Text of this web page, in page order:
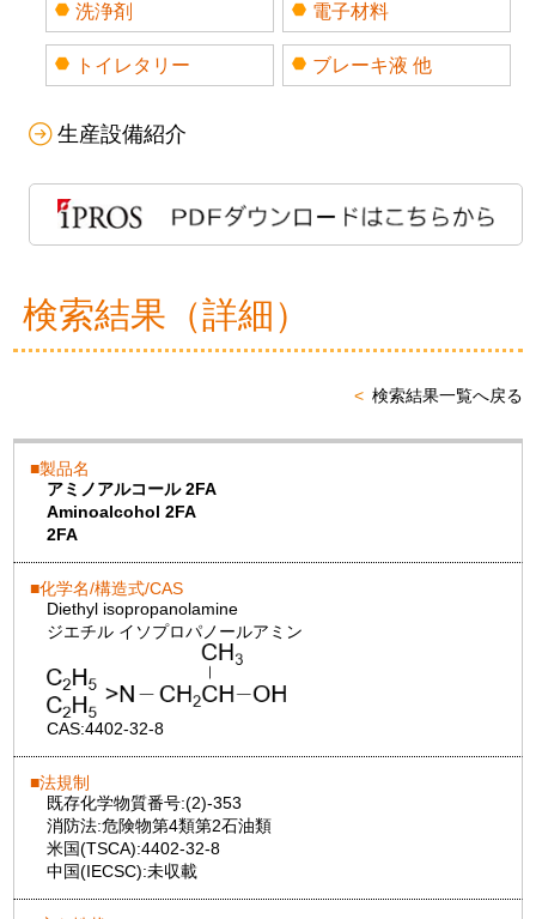
洗浄剤 電子材料
トイレタリー ブレーキ液 他
生産設備紹介
検索結果（詳細）
検索結果一覧へ戻る
製品名
アミノアルコール 2FA
Aminoalcohol 2FA
2FA
化学名/構造式/CAS
Diethyl isopropanolamine
ジエチル イソプロパノールアミン
CAS:4402-32-8
法規制
既存化学物質番号:(2)-353
消防法:危険物第4類第2石油類
米国(TSCA):4402-32-8
中国(IECSC):未収載